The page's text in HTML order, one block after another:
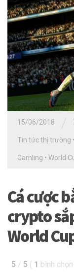
15/06/2018
Tin tức thị trường •
Gamling • World
Cá cược
crypto
World
5 / 5 ( 1 bình chọn